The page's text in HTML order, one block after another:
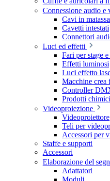
Connessione audio e
Cavi in matassa
Cavetti intestati
Connettori
Luci ed effetti
Fari per stage
Effetti luminosi
Luci effetto
Macchine crea
Controller
Prodotti chimici
Videoproiezione
Videoproiettore
Teli per
Accessori per
Staffe e supporti
Accessori
Elaborazione del
Adattatori
Moduli